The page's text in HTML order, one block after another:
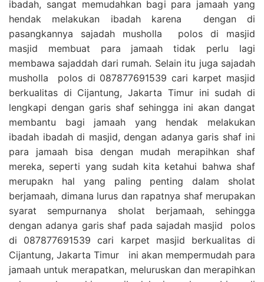
ibadah, sangat memudahkan bagi para jamaah yang
hendak melakukan ibadah karena dengan di
pasangkannya sajadah musholla polos di masjid
masjid membuat para jamaah tidak perlu lagi
membawa sajaddah dari rumah. Selain itu juga sajadah
musholla polos di 087877691539 cari karpet masjid
berkualitas di Cijantung, Jakarta Timur ini sudah di
lengkapi dengan garis shaf sehingga ini akan dangat
membantu bagi jamaah yang hendak melakukan
ibadah ibadah di masjid, dengan adanya garis shaf ini
para jamaah bisa dengan mudah merapihkan shaf
mereka, seperti yang sudah kita ketahui bahwa shaf
merupakn hal yang paling penting dalam sholat
berjamaah, dimana lurus dan rapatnya shaf merupakan
syarat sempurnanya sholat berjamaah, sehingga
dengan adanya garis shaf pada sajadah masjid polos
di 087877691539 cari karpet masjid berkualitas di
Cijantung, Jakarta Timur ini akan mempermudah para
jamaah untuk merapatkan, meluruskan dan merapihkan